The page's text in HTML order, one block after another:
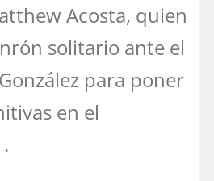
Acosta, quien
solitario ante el
para poner
en el